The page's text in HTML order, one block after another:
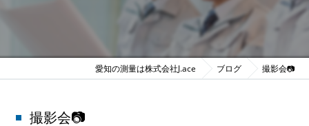
愛知の測量は株式会社J.ace ブログ 撮影会📷
撮影会📷